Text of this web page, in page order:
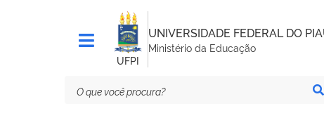
UFPI
UNIVERSIDADE FEDERAL DO
Ministério da Educação